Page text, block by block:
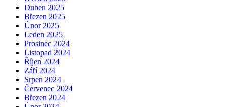
Duben 2025
Březen 2025
Únor 2025
Leden 2025
Prosinec 2024
Listopad 2024
Říjen 2024
Září 2024
Srpen 2024
Červenec 2024
Březen 2024